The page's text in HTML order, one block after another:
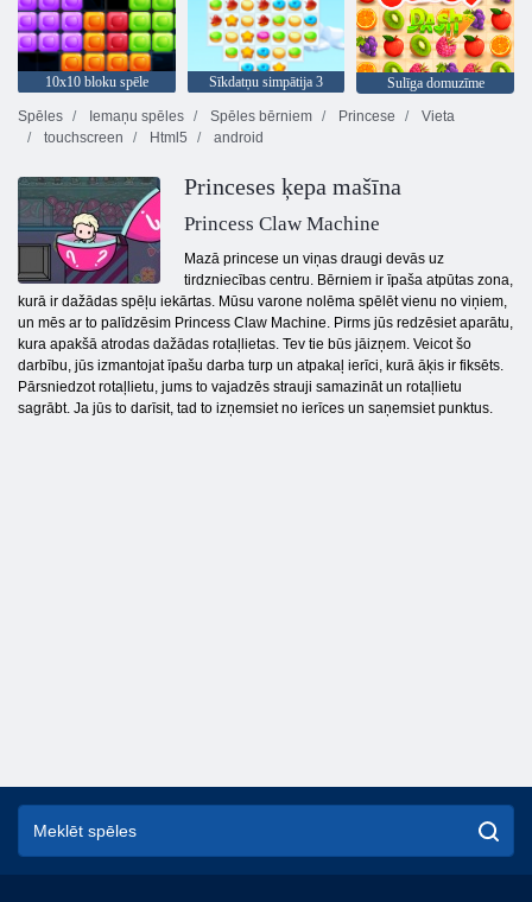
10x10 bloku spēle Sīkdatņu simpātija 3
Sulīga domuzīme
Spēles
Iemaņu spēles Spēles bērniem Princese
Vieta
touchscreen
Html5 android
Princeses ķepa mašīna
Princess Claw Machine
Mazā princese un viņas draugi devās uz
tirdzniecības centru. Bērniem ir īpaša atpūtas zona,
kurā ir dažādas spēļu iekārtas. Mūsu varone nolēma spēlēt vienu no viņiem,
un mēs ar to palīdzēsim Princess Claw Machine. Pirms jūs redzēsiet aparātu,
kura apakšā atrodas dažādas rotaļlietas. Tev tie būs jāizņem. Veicot šo
darbību, jūs izmantojat īpašu darba turp un atpakaļ ierīci, kurā āķis ir fiksēts.
Pārsniedzot rotaļlietu, jums to vajadzēs strauji samazināt un rotaļlietu
sagrābt. Ja jūs to darīsit, tad to izņemsiet no ierīces un saņemsiet punktus.